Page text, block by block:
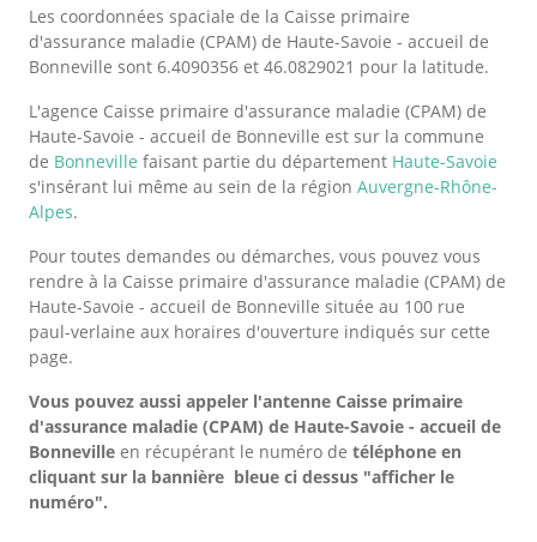
Les coordonnées spaciale de la Caisse primaire
d'assurance maladie (CPAM) de Haute-Savoie - accueil de
Bonneville sont 6.4090356 et 46.0829021 pour la latitude.
L'agence Caisse primaire d'assurance maladie (CPAM) de
Haute-Savoie - accueil de Bonneville est sur la commune
de Bonneville faisant partie du département Haute-Savoie
s'insérant lui même au sein de la région Auvergne-Rhône-
Alpes.
Pour toutes demandes ou démarches, vous pouvez vous
rendre à la Caisse primaire d'assurance maladie (CPAM) de
Haute-Savoie - accueil de Bonneville située au 100 rue
paul-verlaine aux horaires d'ouverture indiqués sur cette
page.
Vous pouvez aussi appeler l'antenne Caisse primaire
d'assurance maladie (CPAM) de Haute-Savoie - accueil de
Bonneville en récupérant le numéro de téléphone en
cliquant sur la bannière bleue ci dessus "afficher le
numéro".